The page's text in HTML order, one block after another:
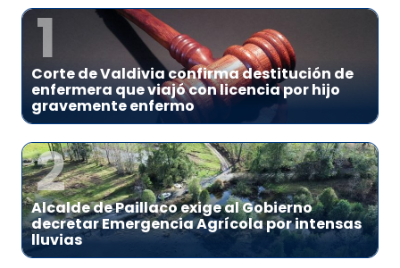
1
Corte de Valdivia confirma destitución de
enfermera que viajó con licencia por hijo
gravemente enfermo
2
Alcalde de Paillaco exige al Gobierno
decretar Emergencia Agrícola por intensas
lluvias